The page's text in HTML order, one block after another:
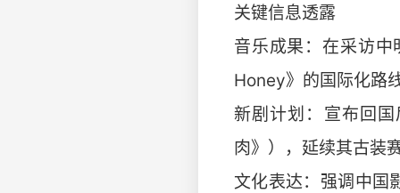
关键信息透露
音乐成果：在采访
Honey》的国际化路
新剧计划：宣布回
肉》），延续其古装
文化表达：强调中国